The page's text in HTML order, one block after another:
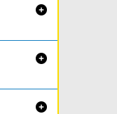


